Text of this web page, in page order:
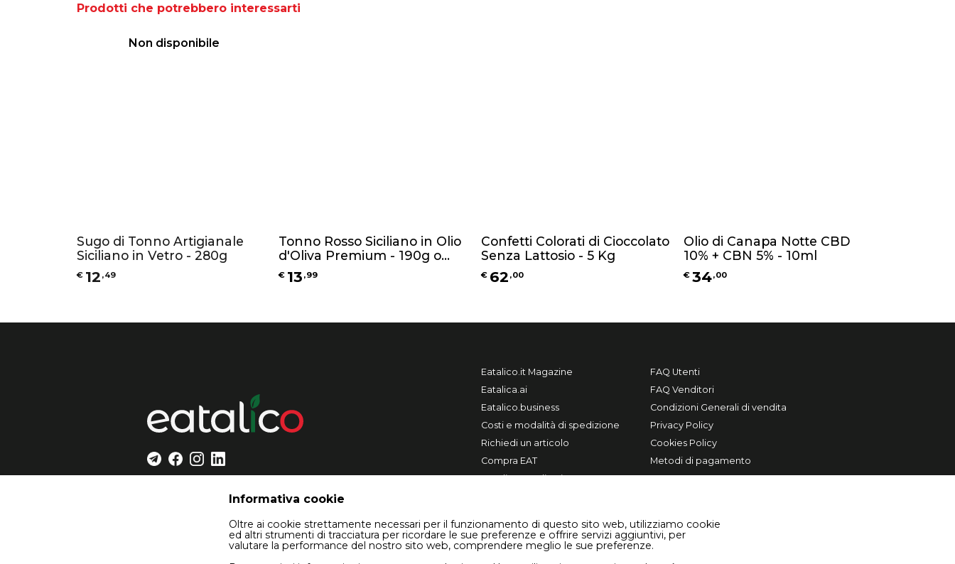
Prodotti che potrebbero interessarti
Non disponibile
Sugo di Tonno Artigianale
Siciliano in Vetro - 280g
€ 12 ,49
Tonno Rosso Siciliano in Olio
d'Oliva Premium - 190g o
290g
€ 13 ,99
Confetti Colorati di Cioccolato
Senza Lattosio - 5 Kg
€ 62 ,00
Olio di Canapa Notte CBD
10% + CBN 5% - 10ml
€ 34,00
Informativa cookie
Oltre ai cookie strettamente necessari per il funzionamento di questo sito web, utilizziamo cookie
ed altri strumenti di tracciatura per ricordare le sue preferenze e offrire servizi aggiuntivi, per
valutare la performance del nostro sito web, comprendere meglio le sue preferenze.
Eatalico.it Magazine
Eatalica.ai
Eatalico.business
Costi e modalità di spedizione
Richiedi un articolo
Compra EAT
Vendi su Eatalico.it
FAQ Utenti
FAQ Venditori
Condizioni Generali di vendita
Privacy Policy
Cookies Policy
Metodi di pagamento